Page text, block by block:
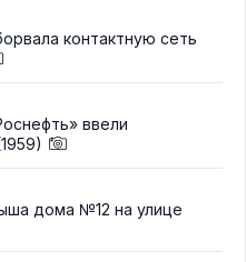
контактную сеть
ввели
дома №12 на улице